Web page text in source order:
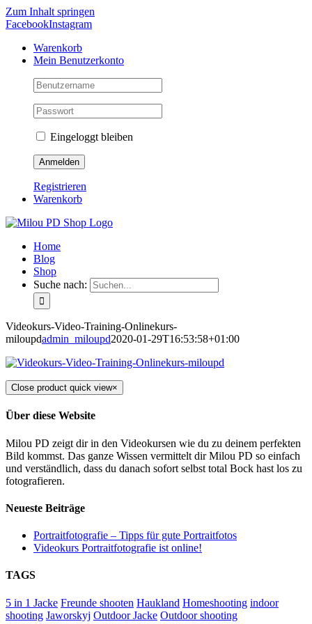
Zum Inhalt springen
FacebookInstagram
Warenkorb
Mein Benutzerkonto
Eingeloggt bleiben
Registrieren
Warenkorb
Home
Blog
Shop
Suche nach:
Videokurs-Video-Training-Onlinekurs-
miloupdadmin_miloupd2020-01-29T16:53:58+01:00
Close product quick view×
Über diese Website
Milou PD zeigt dir in den Videokursen wie du zu deinem perfekten
Bild kommst. Das ganze Wissen vermittelt dir Milou PD so einfach
und verständlich, dass du danach sofort selbst total Bock hast los zu
fotografieren.
Neueste Beiträge
Portraitfotografie – Tipps für gute Portraitfotos​
Videokurs Portraitfotografie ist online!
TAGS
5 in 1 Jacke Freunde shooten Haukland Homeshooting indoor
shooting Jaworskyj Outdoor Jacke Outdoor shooting